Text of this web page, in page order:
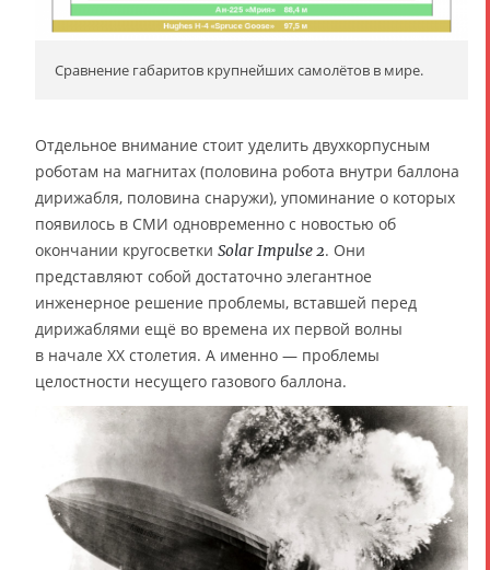
Сравнение габаритов крупнейших самолётов в мире.
Отдельное внимание стоит уделить двухкорпусным
роботам на магнитах (половина робота внутри баллона
дирижабля, половина снаружи), упоминание о которых
появилось в СМИ одновременно с новостью об
окончании кругосветки Solar Impulse 2. Они
представляют собой достаточно элегантное
инженерное решение проблемы, вставшей перед
дирижаблями ещё во времена их первой волны
в начале XX столетия. А именно — проблемы
целостности несущего газового баллона.